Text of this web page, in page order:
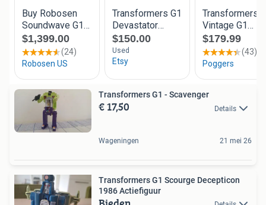
Transformers G1 - Scavenger
€ 17,50 Details
Wageningen 21 mei 26
Transformers G1 Scourge Decepticon
1986 Actiefiguur